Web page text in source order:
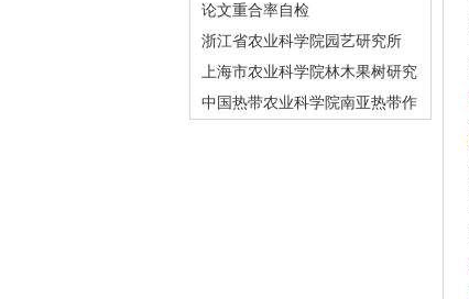
论文重合率自检
浙江省农业科学院园艺研究所
上海市农业科学院林木果树研究
中国热带农业科学院南亚热带作